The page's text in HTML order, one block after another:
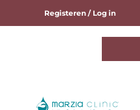
Registeren / Log in